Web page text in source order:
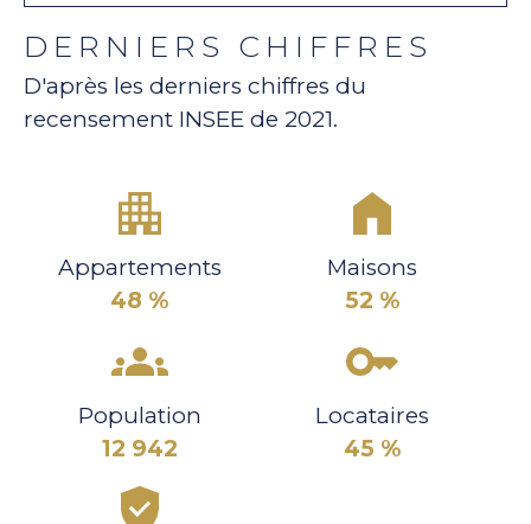
DERNIERS CHIFFRES
D'après les derniers chiffres du
recensement INSEE de 2021.
Appartements
48 %
Maisons
52 %
Population
12 942
Locataires
45 %